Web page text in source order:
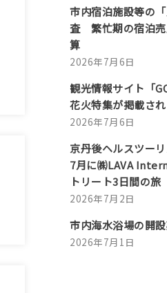
市内宿泊施設等の
査 繁忙期の宿泊売
算
2026年7月6日
観光情報サイト「
花火特集が掲載さ
2026年7月6日
京丹後ヘルスツー
7月に㈱LAVA
トリート3日間の旅
2026年7月2日
市内海水浴場の開
2026年7月1日